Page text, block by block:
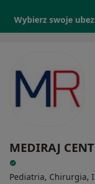
Wybierz swoje
MEDIRAJ
Pediatria, Chirurgia,